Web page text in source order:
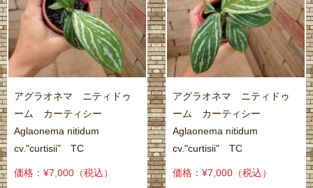
アグラオネマ ニティドゥ
ーム カーティシー
Aglaonema nitidum
cv."curtisii" TC
価格：¥7,000 （税込）
アグラオネマ ニティドゥ
ーム カーティシー
Aglaonema nitidum
cv."curtisii" TC
価格：¥7,000 （税込）